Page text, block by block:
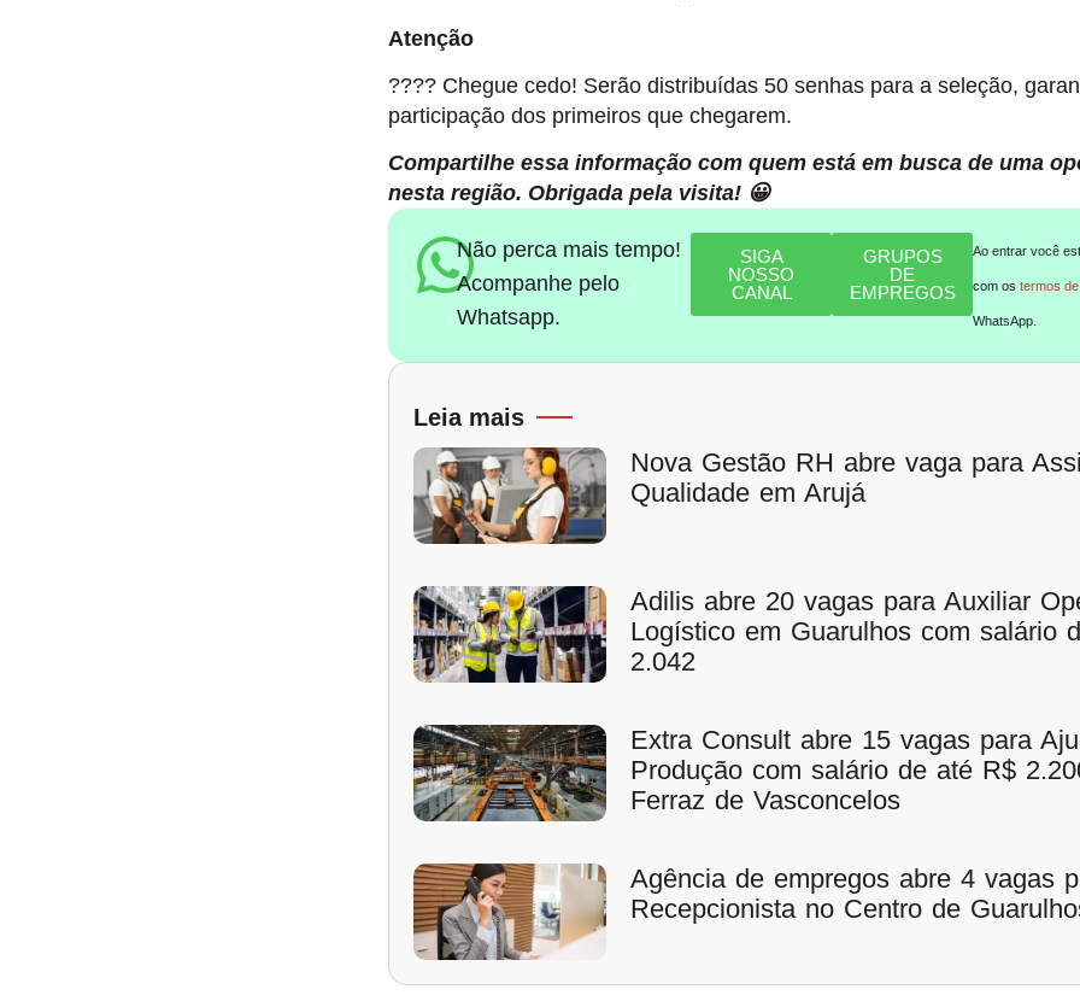
Atenção
???? Chegue cedo! Serão distribuídas 50 senhas para a seleção,
participação dos primeiros que chegarem.
Compartilhe essa informação com quem está em busca de uma
nesta região. Obrigada pela visita! 😀
Não perca mais tempo!
Acompanhe pelo
Whatsapp.
SIGA
NOSSO
CANAL
GRUPOS
DE
EMPREGOS
Ao entrar você
com ostermos
WhatsApp.
Leia mais
Nova Gestão RH abre vaga para
Qualidade em Arujá
Adilis abre 20 vagas para Auxiliar
Logístico em Guarulhos com salário
2.042
Extra Consult abre 15 vagas para
Produção com salário de até R$
Ferraz de Vasconcelos
Agência de empregos abre 4 vagas
Recepcionista no Centro de